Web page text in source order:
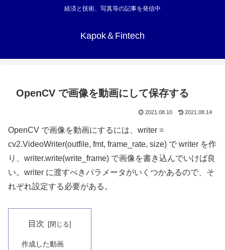
経済と技術、写真等の記事を発信中
Kapok＆Fintech
OpenCV で画像を動画にして保存する
2021.08.10 2021.08.14
OpenCV で画像を動画にするには、writer =
cv2.VideoWriter(outfile, fmt, frame_rate, size) で writer を作
り、writer.write(write_frame) で画像を書き込んでいけば良
い。writer に渡すべきパラメータがいくつかあるので、そ
れぞれ設定する必要がある。
目次
作成した動画